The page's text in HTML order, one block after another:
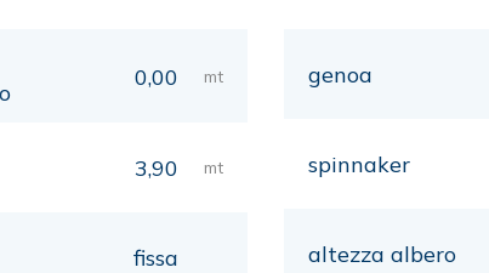
0,00 mt
3,90 mt
fissa
genoa
spinnaker
altezza albero